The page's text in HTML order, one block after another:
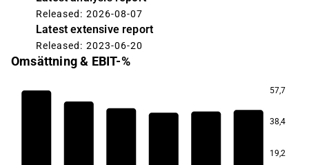
Released: 2026-08-07
Latest extensive report
Released: 2023-06-20
Omsättning & EBIT-%
57,7
38,4
19,2